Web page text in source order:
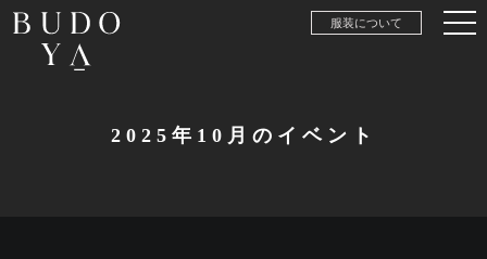
服装について
2025年10月のイベント